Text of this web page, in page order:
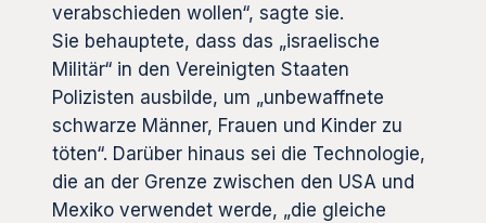
verabschieden wollen“, sagte sie.
Sie behauptete, dass das „israelische
Militär“ in den Vereinigten Staaten
Polizisten ausbilde, um „unbewaffnete
schwarze Männer, Frauen und Kinder zu
töten“. Darüber hinaus sei die Technologie,
die an der Grenze zwischen den USA und
Mexiko verwendet werde, „die gleiche